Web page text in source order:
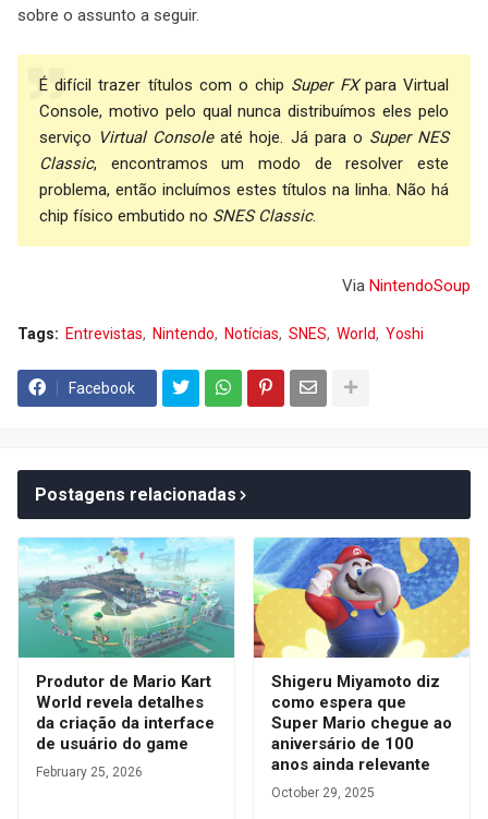
sobre o assunto a seguir.
É difícil trazer títulos com o chip Super FXpara Virtual
Console, motivo pelo qual nunca distribuímos eles pelo
serviço Virtual Consoleaté hoje. Já para o Super NES
Classic, encontramos um modo de resolver este
problema, então incluímos estes títulos na linha. Não há
chip físico embutido no SNES Classic.
Via NintendoSoup
Tags: Entrevistas Nintendo Notícias SNES World Yoshi
Facebook
Postagens relacionadas
Produtor de Mario Kart
World revela detalhes
da criação da interface
de usuário do game
February 25, 2026
Shigeru Miyamoto diz
como espera que
Super Mario chegue ao
aniversário de 100
anos ainda relevante
October 29, 2025